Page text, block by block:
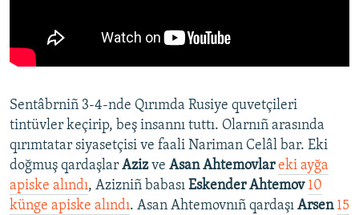
Sentâbrniñ 3-4-nde Qırımda Rusiye quvetçileri
tintüvler keçirip, beş insannı tuttı. Olarnıñ arasında
qırımtatar siyasetçisi ve faali Nariman Celâl bar. Eki
doğmuş qardaşlar Azizve Asan Ahtemovlar eki ayğa
apiske alındı, Azizniñ babası Eskender Ahtemov 10
künge apiske alındı. Asan Ahtemovnıñ qardaşı Arsen 15